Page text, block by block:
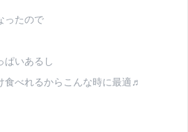
ったので
ぱいあるし
食べれるからこんな時に最適♬